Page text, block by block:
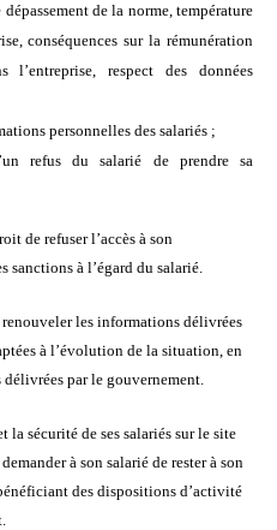
de la norme, température
conséquences sur la rémunération
l’entreprise, respect des données
personnelles des salariés ;
refus du salarié de prendre sa
de refuser l’accès à son
sanctions à l’égard du salarié.
les informations délivrées
à l’évolution de la situation, en
par le gouvernement.
la sécurité de ses salariés sur le site
à son salarié de rester à son
des dispositions d’activité